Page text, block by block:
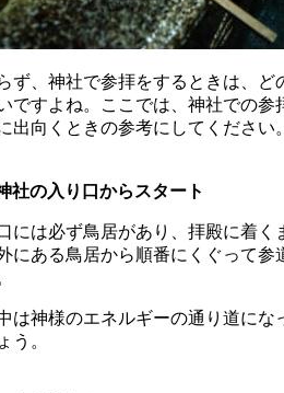
ず、神社で参拝をするときは、
ですよね。ここでは、神社での
出向くときの参考にしてください。
社の入り口からスタート
には必ず鳥居があり、拝殿に着く
にある鳥居から順番にくぐって
は神様のエネルギーの通り道に
う。